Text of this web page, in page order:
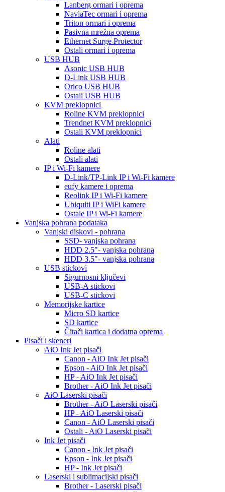
Lanberg ormari i oprema
NaviaTec ormari i oprema
Triton ormari i oprema
Pasivna mrežna oprema
Ethernet Surge Protector
Ostali ormari i oprema
USB HUB
Asonic USB HUB
D-Link USB HUB
Orico USB HUB
Ostali USB HUB
KVM preklopnici
Roline KVM preklopnici
Trendnet KVM preklopnici
Ostali KVM preklopnici
Alati
Roline alati
Ostali alati
IP i Wi-Fi kamere
D-Link/TP-Link IP i Wi-Fi kamere
eufy kamere i oprema
Reolink IP i Wi-Fi kamere
Ubiquiti IP i WiFi kamere
Ostale IP i Wi-Fi kamere
Vanjska pohrana podataka
Vanjski diskovi - pohrana
SSD- vanjska pohrana
HDD 2.5"- vanjska pohrana
HDD 3.5"- vanjska pohrana
USB stickovi
Sigurnosni ključevi
USB-A stickovi
USB-C stickovi
Memorijske kartice
Micro SD kartice
SD kartice
Čitači kartica i dodatna oprema
Pisači i skeneri
AiO Ink Jet pisači
Canon - AiO Ink Jet pisači
Epson - AiO Ink Jet pisači
HP - AiO Ink Jet pisači
Brother - AiO Ink Jet pisači
AiO Laserski pisači
Brother - AiO Laserski pisači
HP - AiO Laserski pisači
Canon - AiO Laserski pisači
Ostali - AiO Laserski pisači
Ink Jet pisači
Canon - Ink Jet pisači
Epson - Ink Jet pisači
HP - Ink Jet pisači
Laserski i sublimacijski pisači
Brother - Laserski pisači